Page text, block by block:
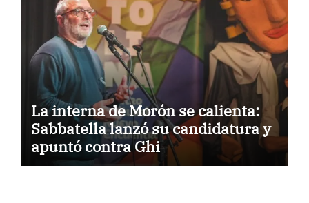
La interna de Morón se calienta:
Sabbatella lanzó su candidatura y
apuntó contra Ghi